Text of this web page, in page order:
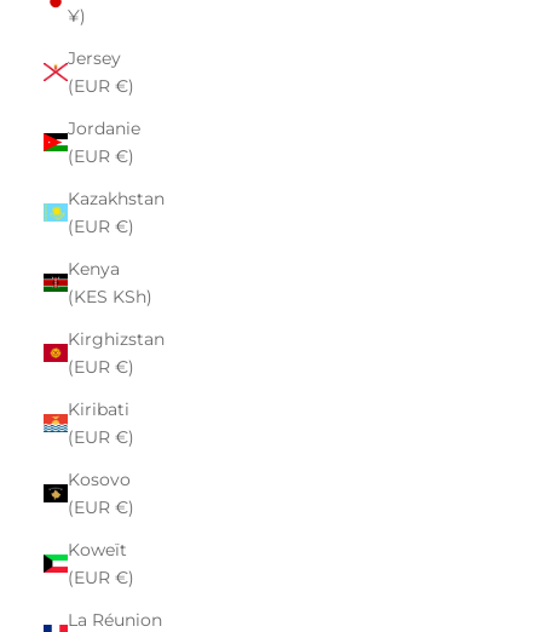
¥)
Jersey
(EUR €)
Jordanie
(EUR €)
Kazakhstan
(EUR €)
Kenya
(KES KSh)
Kirghizstan
(EUR €)
Kiribati
(EUR €)
Kosovo
(EUR €)
Koweït
(EUR €)
La Réunion